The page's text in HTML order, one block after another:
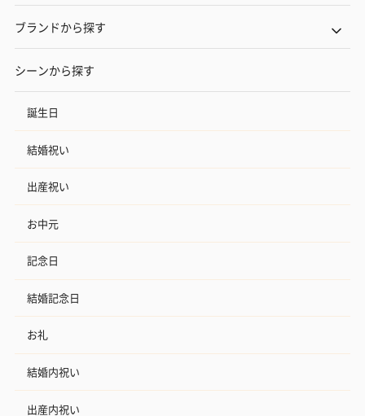
ブランドから探す
シーンから探す
誕生日
結婚祝い
出産祝い
お中元
記念日
結婚記念日
お礼
結婚内祝い
出産内祝い